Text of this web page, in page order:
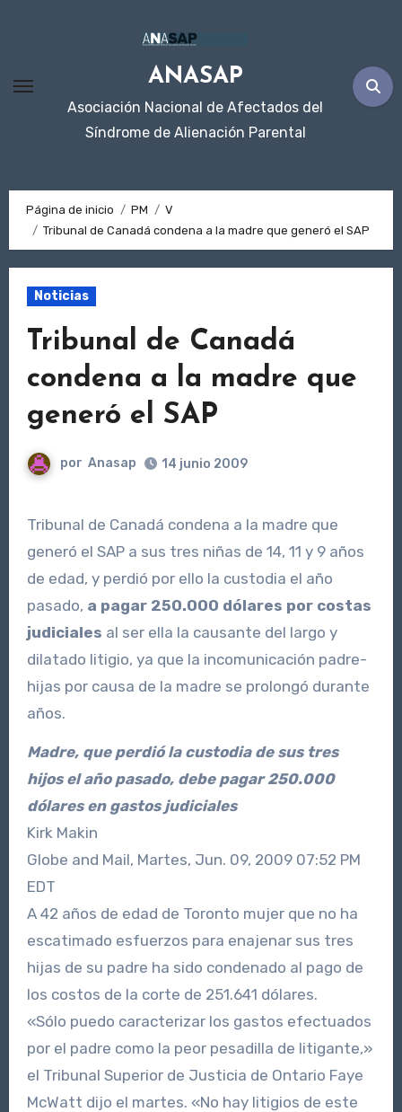
ANASAP
Asociación Nacional de Afectados del
Síndrome de Alienación Parental
Página de inicio PM
V
Tribunal de Canadá condena a la madre que generó el SAP
Noticias
Tribunal de Canadá
condena a la madre que
generó el SAP
por Anasap 14 junio 2009
Tribunal de Canadá condena a la madre que
generó el SAP a sus tres niñas de 14, 11 y 9 años
de edad, y perdió por ello la custodia el año
pasado, a pagar 250.000 dólares por costas
judiciales al ser ella la causante del largo y
dilatado litigio, ya que la incomunicación padre-
hijas por causa de la madre se prolongó durante
años.
Madre, que perdió la custodia de sus tres
hijos el año pasado, debe pagar 250.000
dólares en gastos judiciales
Kirk Makin
Globe and Mail, Martes, Jun. 09, 2009 07:52 PM
EDT
A 42 años de edad de Toronto mujer que no ha
escatimado esfuerzos para enajenar sus tres
hijas de su padre ha sido condenado al pago de
los costos de la corte de 251.641 dólares.
«Sólo puedo caracterizar los gastos efectuados
por el padre como la peor pesadilla de litigante,»
el Tribunal Superior de Justicia de Ontario Faye
McWatt dijo el martes. «No hay litigios de este